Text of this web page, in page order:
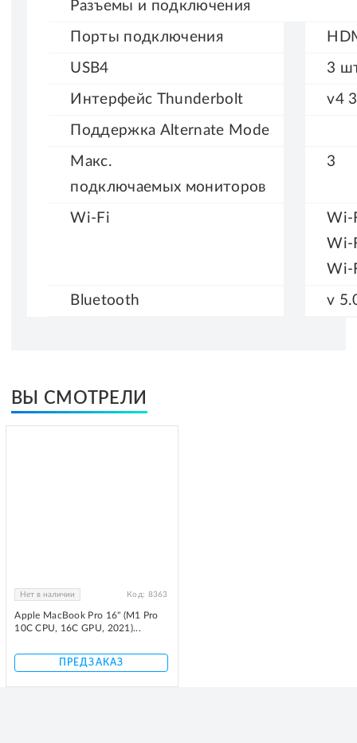
Разъемы и подключения
Порты подключения
USB4 3
Интерфейс Thunderbolt v4
Поддержка Alternate Mode
Макс.
подключаемых мониторов
3
Wi-Fi
Wi-
Wi-
Wi-
Bluetooth v
ВЫ СМОТРЕЛИ
Нет в наличии Код: 8363
Apple MacBook Pro 16" (M1 Pro
10C CPU, 16C GPU, 2021)...
ПРЕДЗАКАЗ